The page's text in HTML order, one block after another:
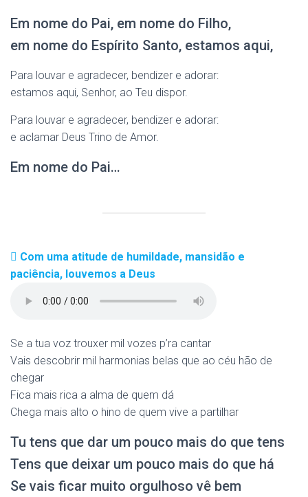
Em nome do Pai, em nome do Filho,
em nome do Espírito Santo, estamos aqui,
Para louvar e agradecer, bendizer e adorar:
estamos aqui, Senhor, ao Teu dispor.
Para louvar e agradecer, bendizer e adorar:
e aclamar Deus Trino de Amor.
Em nome do Pai…
Com uma atitude de humildade, mansidão e
paciência, louvemos a Deus
Se a tua voz trouxer mil vozes p’ra cantar
Vais descobrir mil harmonias belas que ao céu hão de
chegar
Fica mais rica a alma de quem dá
Chega mais alto o hino de quem vive a partilhar
Tu tens que dar um pouco mais do que tens
Tens que deixar um pouco mais do que há
Se vais ficar muito orgulhoso vê bem